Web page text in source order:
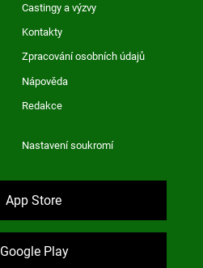
Castingy a výzvy
Kontakty
Zpracování osobních údajů
Nápověda
Redakce
Nastavení soukromí
App Store
Google Play